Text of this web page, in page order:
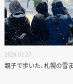
オー
2026.02.27
親子で歩いた、札幌の雪